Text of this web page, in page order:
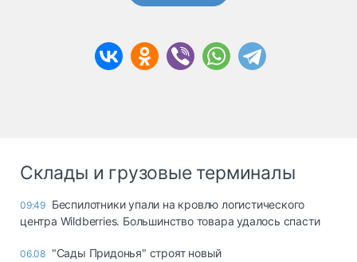
Склады и грузовые терминалы
09:49 Беспилотники упали на кровлю логистического
центра Wildberries. Большинство товара удалось спасти
06.08 "Сады Придонья" строят новый